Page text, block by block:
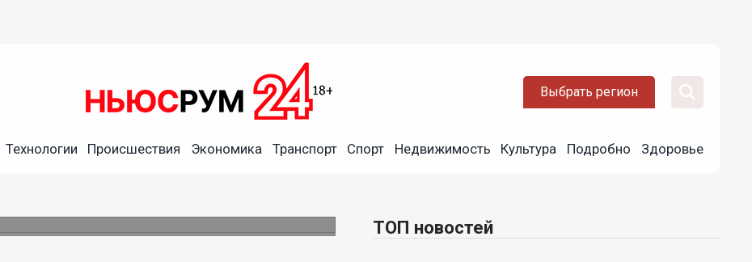
Выбрать регион
Технологии Происшествия Экономика Транспорт Спорт Недвижимость Культура Подробно Здоровье
поезда сошли с рельсов в
ТОП новостей